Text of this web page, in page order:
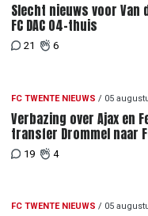
Slecht nieuws voor Van
FC DAC 04-thuis
21 6
FC TWENTE NIEUWS / 05
Verbazing over Ajax en
transfer Drommel naar
19 4
FC TWENTE NIEUWS / 05